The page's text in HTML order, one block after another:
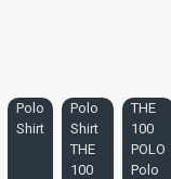
Polo
Shirt
Polo
Shirt
THE
100
THE
100
POLO
Polo